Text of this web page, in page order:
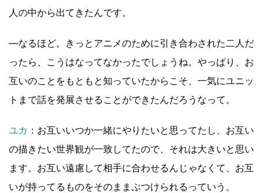
人の中から出てきたんです。
―なるほど。きっとアニメのために引き合わされた二人だ
ったら、こうはなってなかったでしょうね。やっぱり、お
互いのことをもともと知っていたからこそ、一気にユニッ
トまで話を発展させることができたんだろうなって。
ユカ ：お互いいつか一緒にやりたいと思ってたし、お互い
の描きたい世界観が一致してたので、それは大きいと思い
ます。お互い遠慮して相手に合わせるんじゃなくて、お互
いが持ってるものをそのままぶつけられるっていう。